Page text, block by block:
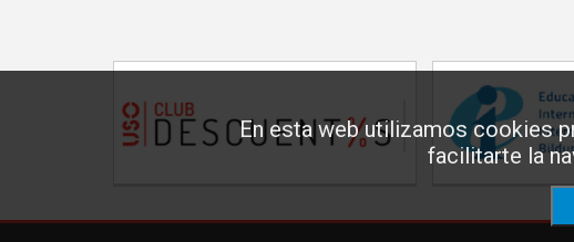
En esta web utilizamos cookies
facilitarte la